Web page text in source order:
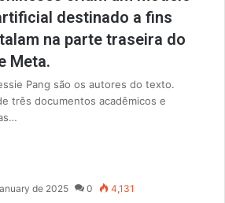
destinado a fins
na parte traseira do
Meta.
Pang são os autores do texto.
três documentos acadêmicos e
de 2025 0 4,131